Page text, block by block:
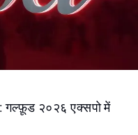
२०२६ एक्सपो में